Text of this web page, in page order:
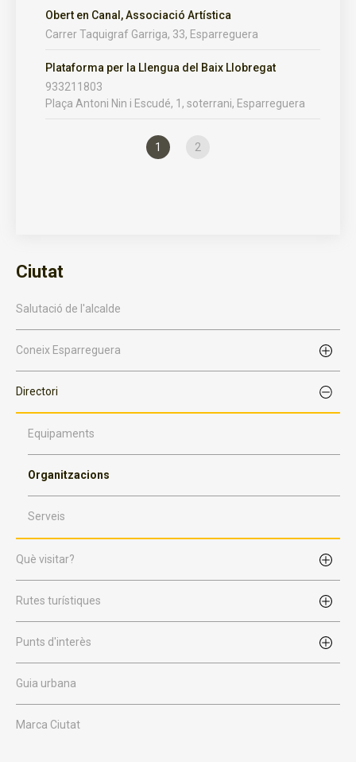
Ciutat
Salutació de l'alcalde
Coneix Esparreguera
Directori
Equipaments
Organitzacions
Serveis
Què visitar?
Rutes turístiques
Punts d'interès
Guia urbana
Marca Ciutat
Obert en Canal, Associació Artística
Carrer Taquigraf Garriga, 33, Esparreguera
Plataforma per la Llengua del Baix Llobregat
933211803
Plaça Antoni Nin i Escudé, 1, soterrani, Esparreguera
1 2